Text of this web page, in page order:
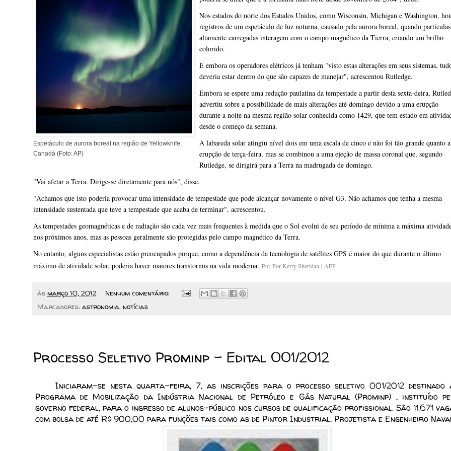
Espetáculo de aurora boreal na região de Yellowknife,
Canadá (Foto: AP)
Nos estados do norte dos Estados Unidos, como Wisconsin, Michigan e Washington,
registros de um espetáculo de luz noturna, causado pela aurora boreal, quando partículas
altamente carregadas interagem com o campo magnético da Tierra, criando um brilho
colorido.
E embora os operadores elétricos já tenham "visto estas alterações em seus sistemas,
deveria estar dentro do que são capazes de manejar", acrescentou Rutledge.
Embora se espere uma redução paulatina da tempestade a partir desta sexta-deira,
advertiu sobre a possibilidade de mais alterações até domingo devido a uma erupção
durante a noite na mesma região solar conhecida como 1429, que tem estado em
desde o começo da semana.
A labareda solar atingiu nível dois em uma escala de cinco e não foi tão grande quanto a
erupção de terça-feira, mas se combinou a uma ejeção de massa coronal que, segundo
Rutledge, se dirigirá para a Terra na madrugada de domingo.
"Vai afetar a Terra. Dirige-se diretamente para nós", disse.
"Achamos que isto poderia provocar uma intensidade de tempestade que pode alcançar novamente o nível G3. Não achamos que tenha a mesma
intensidade sustentada que teve a tempestade que acaba de terminar", acrescentou.
As tempestades geomagnéticas e de radiação são cada vez mais frequentes à medida que o Sol evolui de seu período de mínima a máxima
nos próximos anos, mas as pessoas geralmente são protegidas pelo campo magnético da Terra.
No entanto, alguns especialistas estão preocupados porque, como a dependência da tecnologia de satélites GPS é maior do que durante o último
máximo de atividade solar, poderia haver maiores transtornos na vida moderna. Por Por Kerry Sheridan| AFP
às março 10, 2012
Nenhum comentário:
Marcadores: astronomia, notícias
Processo Seletivo Prominp - Edital 001/2012
Iniciaram-se nesta quarta-feira, 7, as inscrições para o processo seletivo 001/2012 destinado
Programa de Mobilização da Indústria Nacional de Petróleo e Gás Natural (Prominp) , instituído
governo federal, para o ingresso de alunos-público nos cursos de qualificação profissional. São 11.671
com bolsa de até R$ 900,00 para funções tais como as de Pintor Industrial, Projetista e Engenheiro